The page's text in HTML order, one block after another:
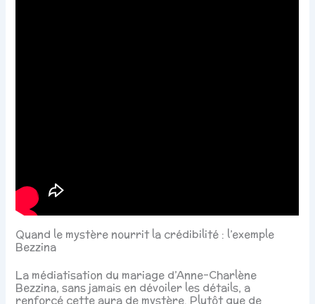
Quand le mystère nourrit la crédibilité : l’exemple
Bezzina
La médiatisation du mariage d’Anne-Charlène
Bezzina, sans jamais en dévoiler les détails, a
renforcé cette aura de mystère. Plutôt que de